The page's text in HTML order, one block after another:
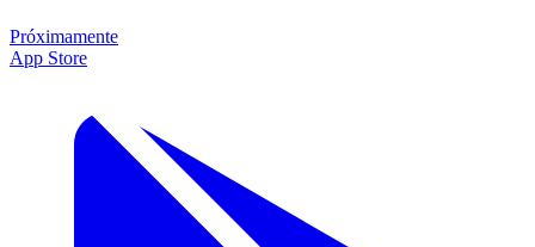
Próximamente
App Store